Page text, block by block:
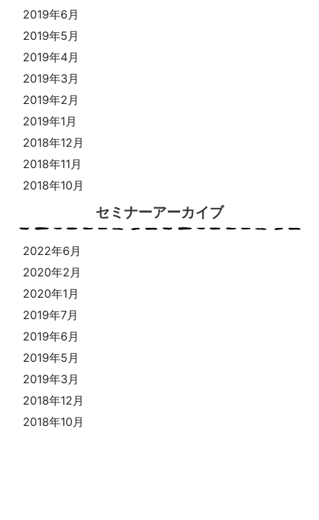
2019年6月
2019年5月
2019年4月
2019年3月
2019年2月
2019年1月
2018年12月
2018年11月
2018年10月
セミナーアーカイブ
2022年6月
2020年2月
2020年1月
2019年7月
2019年6月
2019年5月
2019年3月
2018年12月
2018年10月